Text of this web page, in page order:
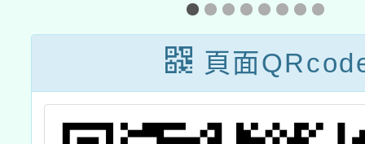
「多
育
頁面